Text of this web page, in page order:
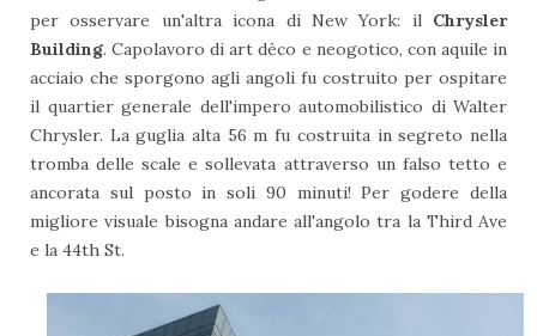
per osservare un'altra icona di New York: il Chrysler
Building. Capolavoro di art dèco e neogotico, con aquile in
acciaio che sporgono agli angoli fu costruito per ospitare
il quartier generale dell'impero automobilistico di Walter
Chrysler. La guglia alta 56 m fu costruita in segreto nella
tromba delle scale e sollevata attraverso un falso tetto e
ancorata sul posto in soli 90 minuti! Per godere della
migliore visuale bisogna andare all'angolo tra la Third Ave
e la 44th St.